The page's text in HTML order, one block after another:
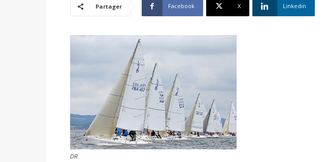
Partager Facebook X Linkedin
DR